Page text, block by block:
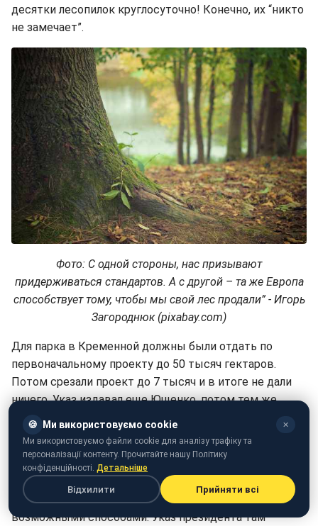
десятки лесопилок круглосуточно! Конечно, их “никто
не замечает”.
Фото: С одной стороны, нас призывают
придерживаться стандартов. А с другой – та же Европа
способствует тому, чтобы мы свой лес продали” - Игорь
Загороднюк (pixabay.com)
Для парка в Кременной должны были отдать по
первоначальному проекту до 50 тысяч гектаров.
Потом срезали проект до 7 тысяч и в итоге не дали
ничего. Указ издавал еще Ющенко, потом тем же
занимались его преемники, но воз и ныне там, потому
что дрова там и дичь тоже. Даже статус АТО не
навредил. Я был и в Зоне и видел не один лесовоз.
Они ловко объезжали блок-посты.
В регионах вырубка леса прикрывается всеми
возможными способами. Указ президента там –
🍪 Ми використовуємо cookie ✕
Ми використовуємо файли cookie для аналізу трафіку та
персоналізації контенту. Прочитайте нашу Політику
конфіденційності. Детальніше
Відхилити Прийняти всі